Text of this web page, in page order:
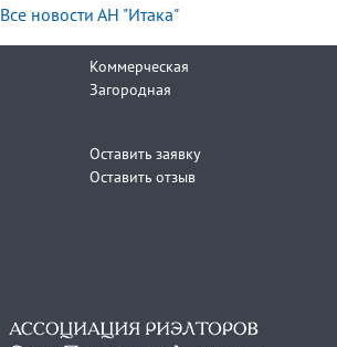
Все новости АН "Итака"
Коммерческая
Загородная
Оставить заявку
Оставить отзыв